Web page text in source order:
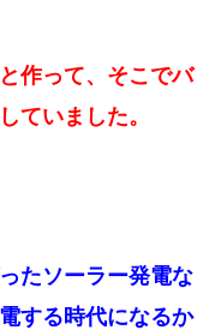
作って、そこでバ
ていました。
たソーラー発電な
する時代になるか